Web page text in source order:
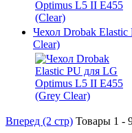
Чехол Drobak
Clear)
Вперед (2 стр) Товары 1 -